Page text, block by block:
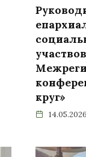
круг»
14.05.2026